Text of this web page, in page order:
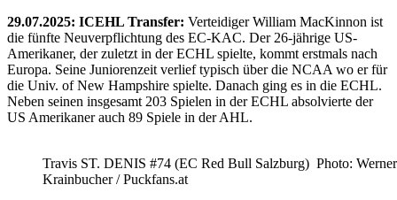
29.07.2025: ICEHL Transfer: Verteidiger William MacKinnon ist
die fünfte Neuverpflichtung des EC-KAC. Der 26-jährige US-
Amerikaner, der zuletzt in der ECHL spielte, kommt erstmals nach
Europa. Seine Juniorenzeit verlief typisch über die NCAA wo er für
die Univ. of New Hampshire spielte. Danach ging es in die ECHL.
Neben seinen insgesamt 203 Spielen in der ECHL absolvierte der
US Amerikaner auch 89 Spiele in der AHL.
Travis ST. DENIS #74 (EC Red Bull Salzburg) Photo: Werner
Krainbucher / Puckfans.at